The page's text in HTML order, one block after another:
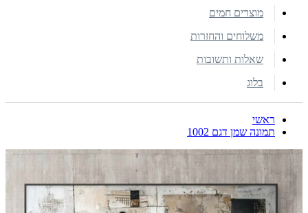
מוצרים חמים
משלוחים והחזרות
שאלות ותשובות
בלוג
ראשי
תמונה שמן דגם 1002